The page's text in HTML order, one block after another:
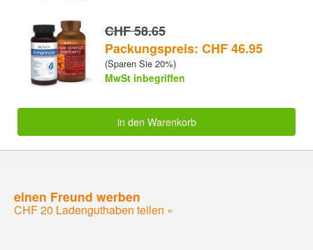
CHF 58.65
Packungspreis: CHF 46.95
(Sparen Sie 20%)
MwSt inbegriffen
in den Warenkorb
einen Freund werben
CHF 20 Ladenguthaben teilen »